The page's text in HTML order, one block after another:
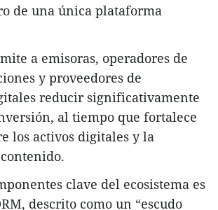
de una única plataforma
a emisoras, operadores de
y proveedores de
reducir significativamente
al tiempo que fortalece
los activos digitales y la
clave del ecosistema es
descrito como un “escudo